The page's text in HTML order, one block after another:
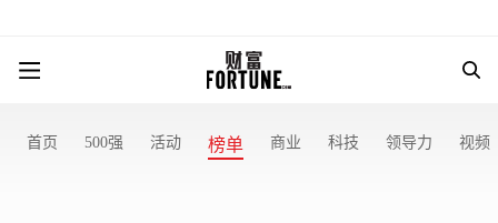
首页 500强 活动 榜单 商业 科技 领导力 视频